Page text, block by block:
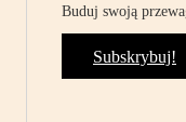
Buduj swoją
Subskrybuj!